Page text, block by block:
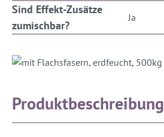
Sind Effekt-Zusätze
zumischbar?
Ja
Produktbeschreibung